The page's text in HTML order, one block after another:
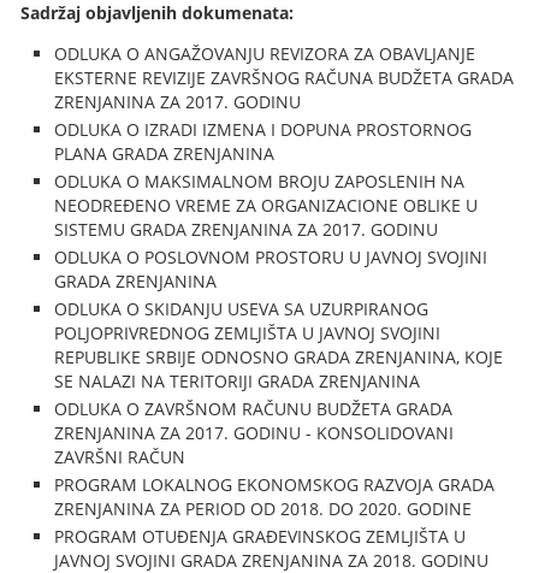
Sadržaj objavljenih dokumenata:
ODLUKA O ANGAŽOVANJU REVIZORA ZA OBAVLJANJE
EKSTERNE REVIZIJE ZAVRŠNOG RAČUNA BUDŽETA GRADA
ZRENJANINA ZA 2017. GODINU
ODLUKA O IZRADI IZMENA I DOPUNA PROSTORNOG
PLANA GRADA ZRENJANINA
ODLUKA O MAKSIMALNOM BROJU ZAPOSLENIH NA
NEODREĐENO VREME ZA ORGANIZACIONE OBLIKE U
SISTEMU GRADA ZRENJANINA ZA 2017. GODINU
ODLUKA O POSLOVNOM PROSTORU U JAVNOJ SVOJINI
GRADA ZRENJANINA
ODLUKA O SKIDANJU USEVA SA UZURPIRANOG
POLJOPRIVREDNOG ZEMLJIŠTA U JAVNOJ SVOJINI
REPUBLIKE SRBIJE ODNOSNO GRADA ZRENJANINA, KOJE
SE NALAZI NA TERITORIJI GRADA ZRENJANINA
ODLUKA O ZAVRŠNOM RAČUNU BUDŽETA GRADA
ZRENJANINA ZA 2017. GODINU - KONSOLIDOVANI
ZAVRŠNI RAČUN
PROGRAM LOKALNOG EKONOMSKOG RAZVOJA GRADA
ZRENJANINA ZA PERIOD OD 2018. DO 2020. GODINE
PROGRAM OTUĐENJA GRAĐEVINSKOG ZEMLJIŠTA U
JAVNOJ SVOJINI GRADA ZRENJANINA ZA 2018. GODINU